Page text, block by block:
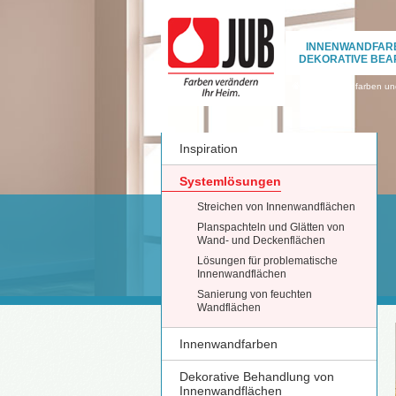
DEKORATIVE
Innenwandfarben
Inspiration
Systemlösungen
Streichen von Innenwandflächen
Planspachteln und Glätten von
Wand- und Deckenflächen
Lösungen für problematische
Innenwandflächen
Sanierung von feuchten
Wandflächen
Innenwandfarben
Dekorative Behandlung von
Innenwandflächen